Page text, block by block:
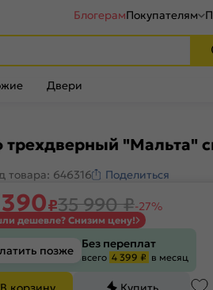
БлогерамПокупателям
Двери
"Мальта"
товара: 646316 Поделиться
₽35 990₽-27%
дешевле? Снизим цену!
позже Без переплат
всего 4 399 ₽ в месяц